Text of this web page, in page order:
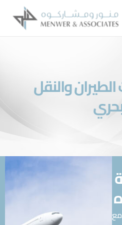
والنقل